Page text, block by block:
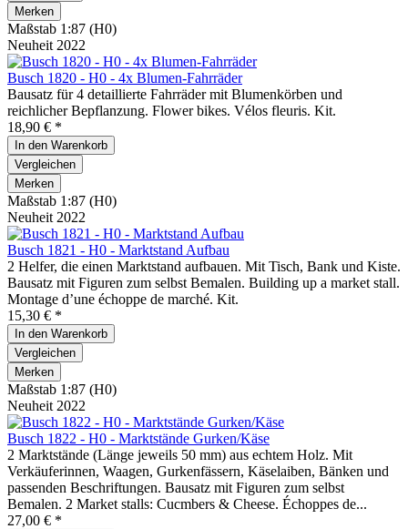
Merken
Maßstab 1:87 (H0)
Neuheit 2022
Busch 1820 - H0 - 4x Blumen-Fahrräder
Bausatz für 4 detaillierte Fahrräder mit Blumenkörben und
reichlicher Bepflanzung. Flower bikes. Vélos fleuris. Kit.
18,90 € *
In den Warenkorb
Vergleichen
Merken
Maßstab 1:87 (H0)
Neuheit 2022
Busch 1821 - H0 - Marktstand Aufbau
2 Helfer, die einen Marktstand aufbauen. Mit Tisch, Bank und Kiste.
Bausatz mit Figuren zum selbst Bemalen. Building up a market stall.
Montage d’une échoppe de marché. Kit.
15,30 € *
In den Warenkorb
Vergleichen
Merken
Maßstab 1:87 (H0)
Neuheit 2022
Busch 1822 - H0 - Marktstände Gurken/Käse
2 Marktstände (Länge jeweils 50 mm) aus echtem Holz. Mit
Verkäuferinnen, Waagen, Gurkenfässern, Käselaiben, Bänken und
passenden Beschriftungen. Bausatz mit Figuren zum selbst
Bemalen. 2 Market stalls: Cucmbers & Cheese. Échoppes de...
27,00 € *